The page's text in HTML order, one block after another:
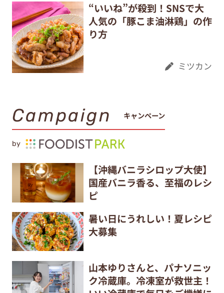
“いいね”が殺到！SNSで大
人気の「豚こま油淋鶏」の作
り方
ミツカン
Campaign キャンペーン
by
【沖縄バニラシロップ大使】
国産バニラ香る、至福のレシ
ピ
暑い日にうれしい！夏レシピ
大募集
山本ゆりさんと、パナソニッ
ク冷蔵庫。冷凍室が救世主！